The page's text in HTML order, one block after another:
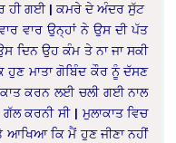
ਹੀ ਗਈ | ਕਮਰੇ ਦੇ ਅੰਦਰ ਸੁੱਟ
ਵਾਰ ਉਨ੍ਹਾਂ ਨੇ ਉਸ ਦੀ ਪੱਤ
ਦਿਨ ਉਹ ਕੰਮ ਤੇ ਨਾ ਜਾ ਸਕੀ
ਮਾਤਾ ਗੋਬਿੰਦ ਕੌਰ ਨੂੰ ਦੱਸਣ
ਕਰਨ ਲਈ ਚਲੀ ਗਈ ਨਾਲ
ਕਰਨੀ ਸੀ | ਮੁਲਾਕਾਤ ਵਿਚ
ਆਖਿਆ ਕਿ ਮੈਂ ਹੁਣ ਜੀਣਾ ਨਹੀਂ